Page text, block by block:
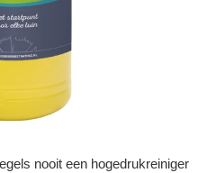
nooit een hogedrukreiniger